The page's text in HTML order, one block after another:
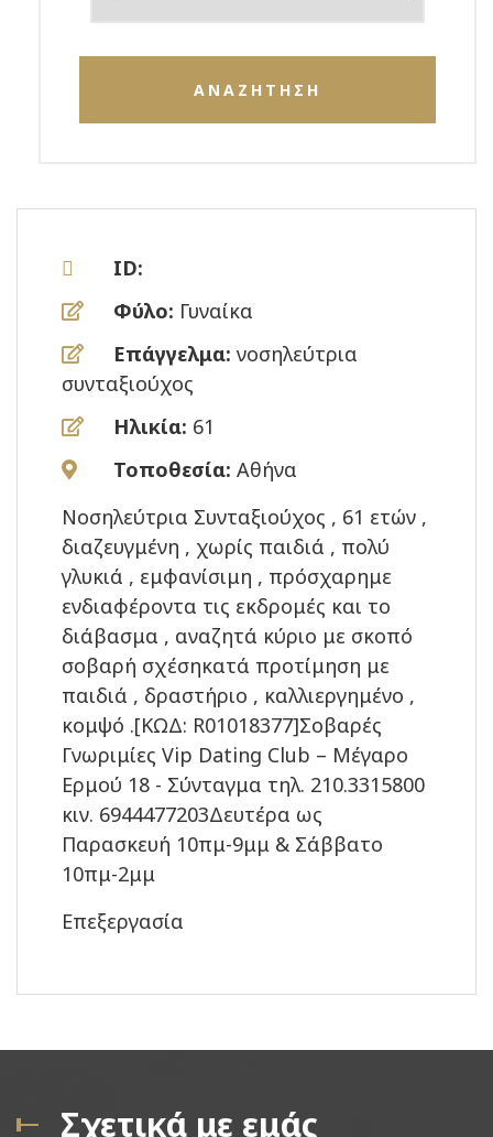
ΑΝΑΖΗΤΗΣΗ
ID:
Φύλο: Γυναίκα
Επάγγελμα: νοσηλεύτρια
συνταξιούχος
Ηλικία: 61
Τοποθεσία: Αθήνα
Νοσηλεύτρια Συνταξιούχος , 61 ετών ,
διαζευγμένη , χωρίς παιδιά , πολύ
γλυκιά , εμφανίσιμη , πρόσχαρημε
ενδιαφέροντα τις εκδρομές και το
διάβασμα , αναζητά κύριο με σκοπό
σοβαρή σχέσηκατά προτίμηση με
παιδιά , δραστήριο , καλλιεργημένο ,
κομψό .[ΚΩΔ: R01018377]Σοβαρές
Γνωριμίες Vip Dating Club – Μέγαρο
Ερμού 18 - Σύνταγμα τηλ. 210.3315800
κιν. 6944477203Δευτέρα ως
Παρασκευή 10πμ-9μμ & Σάββατο
10πμ-2μμ
Επεξεργασία
Σχετικά με εμάς